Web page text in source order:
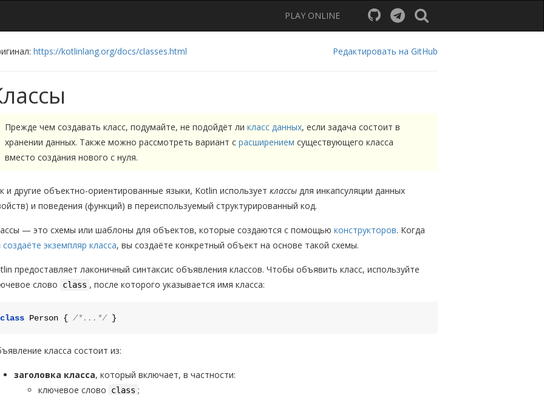
PLAY ONLINE
Редактировать на GitHub
https://kotlinlang.org/docs/classes.html
Прежде чем создавать класс, подумайте, не подойдёт ли класс данных, если задача состоит в
хранении данных. Также можно рассмотреть вариант с расширением существующего класса
вместо создания нового с нуля.
и другие объектно-ориентированные языки, Kotlin использует классы для инкапсуляции данных
и поведения (функций) в переиспользуемый структурированный код.
— это схемы или шаблоны для объектов, которые создаются с помощью конструкторов. Когда
создаёте экземпляр класса, вы создаёте конкретный объект на основе такой схемы.
предоставляет лаконичный синтаксис объявления классов. Чтобы объявить класс, используйте
слово
class , после которого указывается имя класса:
class Person { /*...*/
класса состоит из:
заголовка класса, который включает, в частности:
ключевое слово
class ;